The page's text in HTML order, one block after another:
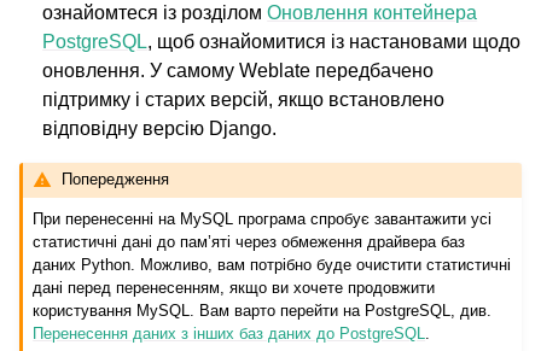
ознайомтеся із розділомОновлення контейнера
PostgreSQL, щоб ознайомитися із настановами щодо
оновлення. У самому Weblate передбачено
підтримку і старих версій, якщо встановлено
відповідну версію Django.
Попередження
При перенесенні на MySQL програма спробує завантажити усі
статистичні дані до пам’яті через обмеження драйвера баз
даних Python. Можливо, вам потрібно буде очистити статистичні
дані перед перенесенням, якщо ви хочете продовжити
користування MySQL. Вам варто перейти на PostgreSQL, див.
Перенесення даних з інших баз даних до PostgreSQL